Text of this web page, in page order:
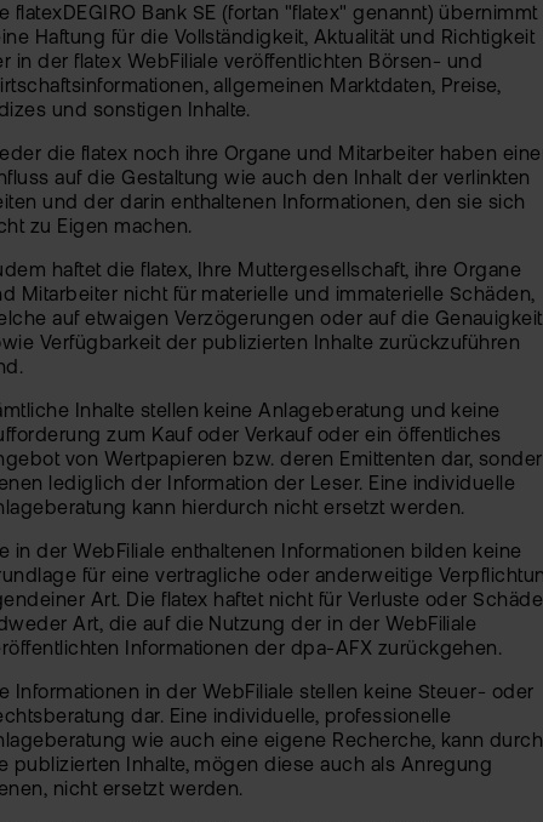
flatexDEGIRO Bank SE (fortan "flatex" genannt) übernimmt
Haftung für die Vollständigkeit, Aktualität und Richtigkeit
in der flatex WebFiliale veröffentlichten Börsen- und
allgemeinen Marktdaten, Preise,
und sonstigen Inhalte.
die flatex noch ihre Organe und Mitarbeiter haben
auf die Gestaltung wie auch den Inhalt der verlinkten
und der darin enthaltenen Informationen, den sie sich
zu Eigen machen.
haftet die flatex, Ihre Muttergesellschaft, ihre Organe
Mitarbeiter nicht für materielle und immaterielle Schäden,
auf etwaigen Verzögerungen oder auf die Genauigkeit
Verfügbarkeit der publizierten Inhalte zurückzuführen
Inhalte stellen keine Anlageberatung und keine
zum Kauf oder Verkauf oder ein öffentliches
von Wertpapieren bzw. deren Emittenten dar,
lediglich der Information der Leser. Eine individuelle
kann hierdurch nicht ersetzt werden.
in der WebFiliale enthaltenen Informationen bilden keine
für eine vertragliche oder anderweitige
Art. Die flatex haftet nicht für Verluste oder
Art, die auf die Nutzung der in der WebFiliale
Informationen der dpa-AFX zurückgehen.
Informationen in der WebFiliale stellen keine Steuer- oder
dar. Eine individuelle, professionelle
wie auch eine eigene Recherche, kann durch
publizierten Inhalte, mögen diese auch als Anregung
nicht ersetzt werden.